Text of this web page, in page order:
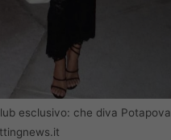
esclusivo: che diva Potapova